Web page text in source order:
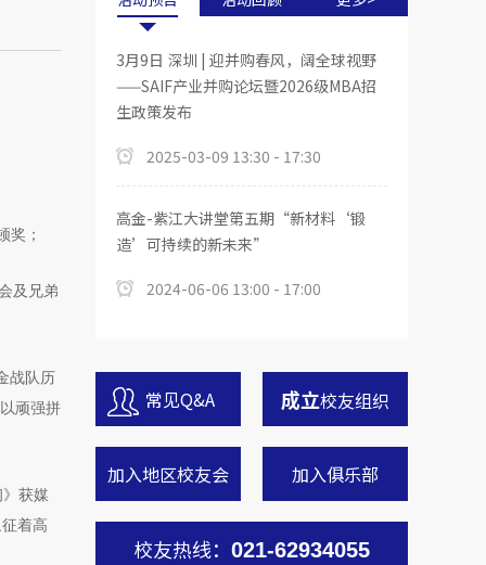
奖；
及兄弟
战队历
顽强拼
获媒
着高
3月9日 深圳 | 迎并购春风，阔全球视野
——SAIF产业并购论坛暨2026级MBA招
生政策发布
2025-03-09 13:30 - 17:30
高金-紫江大讲堂第五期“新材料‘锻
造’可持续的新未来”
2024-06-06 13:00 - 17:00
常见Q&A 成立校友组织
加入地区校友会 加入俱乐部
校友热线： 021-62934055